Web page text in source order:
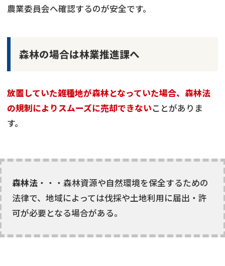
農業委員会へ確認するのが安全です。
森林の場合は林業推進課へ
放置していた雑種地が森林となっていた場合、森林法
の規制によりスムーズに売却できないことがありま
す。
森林法・・・森林資源や自然環境を保全するための
法律で、地域によっては伐採や土地利用に届出・許
可が必要となる場合がある。